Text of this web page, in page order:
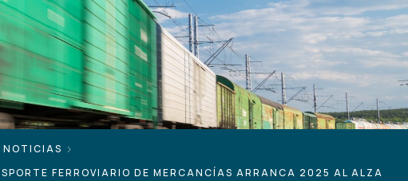
NOTICIAS
FERROVIARIO DE MERCANCÍAS ARRANCA 2025 AL ALZA